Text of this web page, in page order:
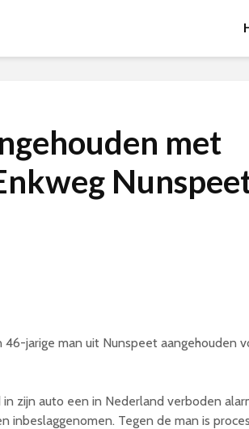
met
jarige man uit Nunspeet aangehouden
zijn auto een in Nederland verboden
inbeslaggenomen. Tegen de man is